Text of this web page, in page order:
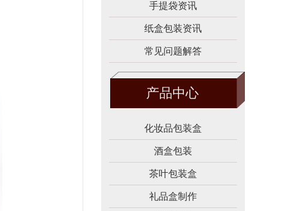
手提袋资讯
纸盒包装资讯
常见问题解答
产品中心
化妆品包装盒
酒盒包装
茶叶包装盒
礼品盒制作